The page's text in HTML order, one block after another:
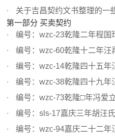
关于吉昌契约文书整理的一
第一部分 买卖契约
编号：wzc-23乾隆二年程国
编号：wzc-60乾隆十二年汪
编号：wzc-14乾隆四十五年
编号：wzc-38乾隆四十九年
编号：wzc-73乾隆□年冯爱
编号：sls-17嘉庆三年胡汪
编号：wzc-94嘉庆二十二年